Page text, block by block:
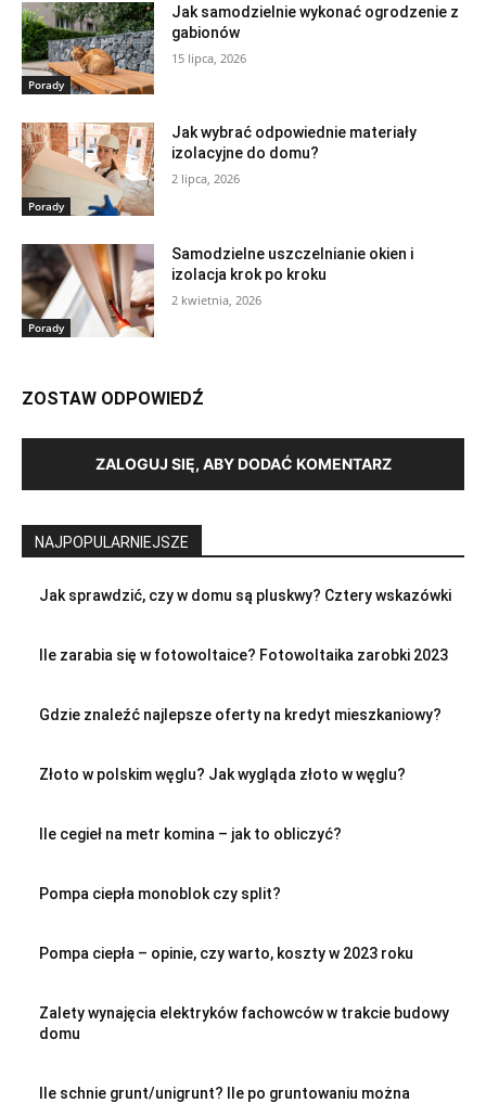
Porady
Jak samodzielnie wykonać ogrodzenie z
gabionów
15 lipca, 2026
Porady
Jak wybrać odpowiednie materiały
izolacyjne do domu?
2 lipca, 2026
Porady
Samodzielne uszczelnianie okien i
izolacja krok po kroku
2 kwietnia, 2026
ZOSTAW ODPOWIEDŹ
ZALOGUJ SIĘ, ABY DODAĆ KOMENTARZ
NAJPOPULARNIEJSZE
Jak sprawdzić, czy w domu są pluskwy? Cztery wskazówki
Ile zarabia się w fotowoltaice? Fotowoltaika zarobki 2023
Gdzie znaleźć najlepsze oferty na kredyt mieszkaniowy?
Złoto w polskim węglu? Jak wygląda złoto w węglu?
Ile cegieł na metr komina – jak to obliczyć?
Pompa ciepła monoblok czy split?
Pompa ciepła – opinie, czy warto, koszty w 2023 roku
Zalety wynajęcia elektryków fachowców w trakcie budowy
domu
Ile schnie grunt/unigrunt? Ile po gruntowaniu można